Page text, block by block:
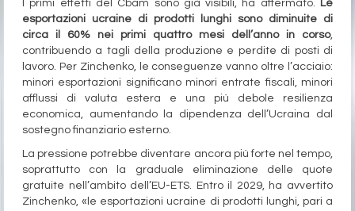
I primi effetti del Cbam sono già visibili, ha affermato.
Le
esportazioni ucraine di prodotti lunghi sono diminuite di
circa il 60% nei primi quattro mesi dell’anno in corso,
contribuendo a tagli della produzione e perdite di posti di
lavoro. Per Zinchenko, le conseguenze vanno oltre l’acciaio:
minori esportazioni significano minori entrate fiscali, minori
afflussi di valuta estera e una più debole resilienza
economica, aumentando la dipendenza dell’Ucraina dal
sostegno finanziario esterno.
La pressione potrebbe diventare ancora più forte nel tempo,
soprattutto con la graduale eliminazione delle quote
gratuite nell’ambito dell’EU-ETS. Entro il 2029, ha avvertito
Zinchenko, «le esportazioni ucraine di prodotti lunghi, pari a